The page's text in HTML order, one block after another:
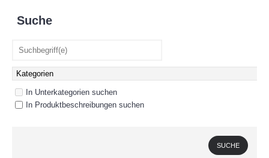
Suche
In Unterkategorien suchen
In Produktbeschreibungen suchen